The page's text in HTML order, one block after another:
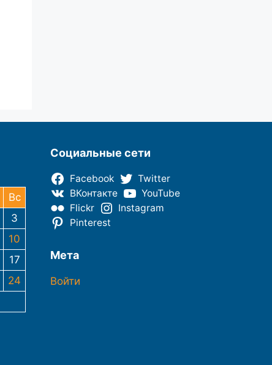
Вс
3
10
17
24
Социальные сети
Facebook
Twitter
ВКонтакте
YouTube
Flickr
Instagram
Pinterest
Мета
Войти